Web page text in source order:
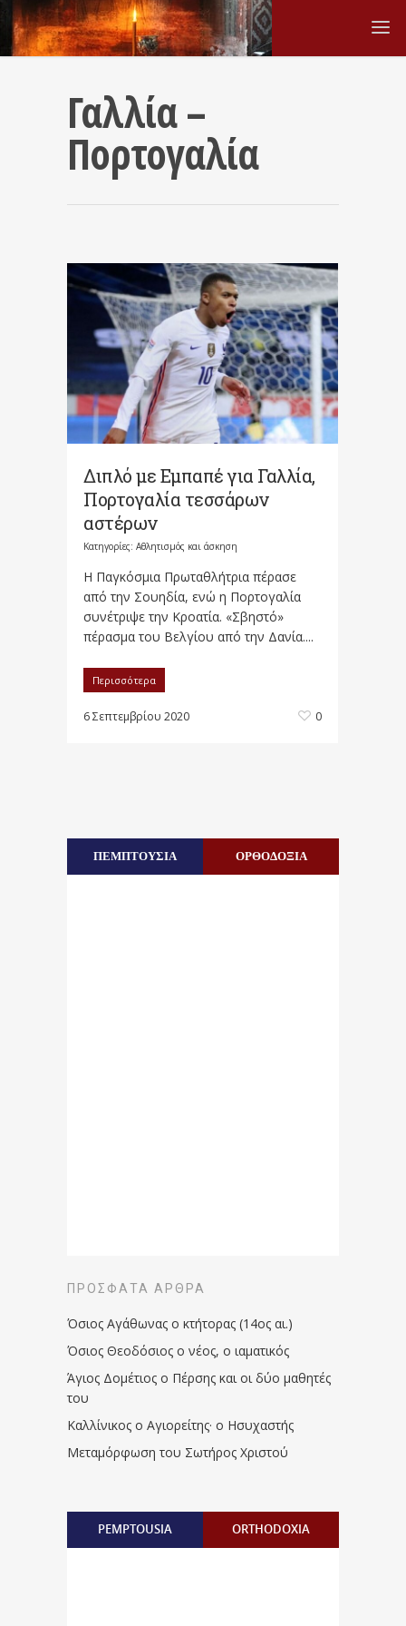
Γαλλία –
Πορτογαλία
Διπλό με Εμπαπέ για Γαλλία,
Πορτογαλία τεσσάρων
αστέρων
Κατηγορίες: Αθλητισμός και άσκηση
Η Παγκόσμια Πρωταθλήτρια πέρασε
από την Σουηδία, ενώ η Πορτογαλία
συνέτριψε την Κροατία. «Σβηστό»
πέρασμα του Βελγίου από την Δανία....
Περισσότερα
6 Σεπτεμβρίου 2020 0
ΠΕΜΠΤΟΥΣΙΑ ΟΡΘΟΔΟΞΙΑ
ΠΡΌΣΦΑΤΑ ΆΡΘΡΑ
Όσιος Αγάθωνας ο κτήτορας (14ος αι.)
Όσιος Θεοδόσιος ο νέος, ο ιαματικός
Άγιος Δομέτιος ο Πέρσης και οι δύο μαθητές
του
Καλλίνικος ο Αγιορείτης · ο Ησυχαστής
Μεταμόρφωση του Σωτήρος Χριστού
PEMPTOUSIA ORTHODOXIA